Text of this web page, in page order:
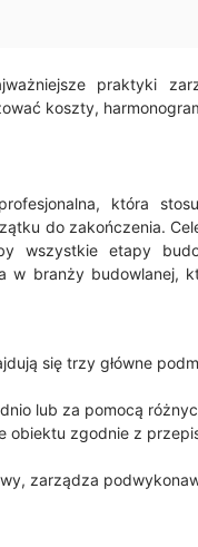
praktyki
koszty,
która
do zakończenia.
wszystkie etapy
w branży budowlanej,
się trzy główne
lub za pomocą
zgodnie z
zarządza